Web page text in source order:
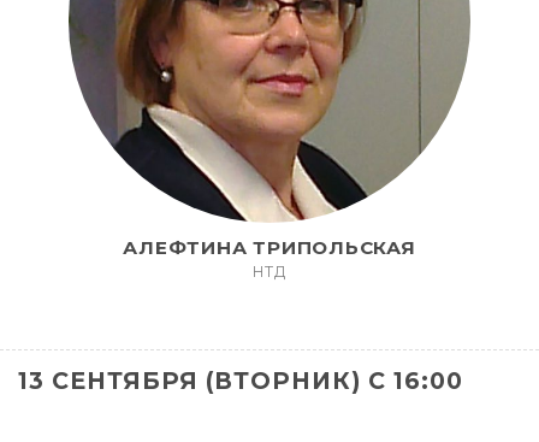
АЛЕФТИНА ТРИПОЛЬСКАЯ
НТД
13 СЕНТЯБРЯ (ВТОРНИК) С 16:00